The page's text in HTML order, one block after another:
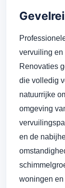
vervuiling en
Renovaties
die volledig
natuurrijke
omgeving
en de
woningen